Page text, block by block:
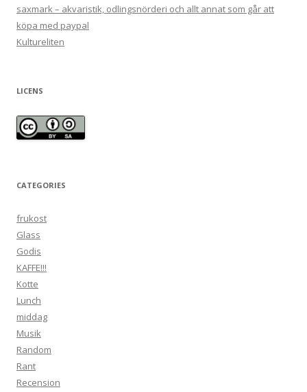
saxmark – akvaristik, odlingsnörderi och allt annat som går att
köpa med paypal
Kultureliten
LICENS
CATEGORIES
frukost
Glass
Godis
KAFFE!!!
Kotte
Lunch
middag
Musik
Random
Rant
Recension